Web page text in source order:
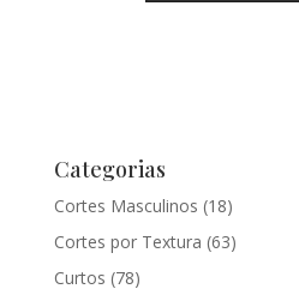
Categorias
Cortes Masculinos (18)
Cortes por Textura (63)
Curtos (78)